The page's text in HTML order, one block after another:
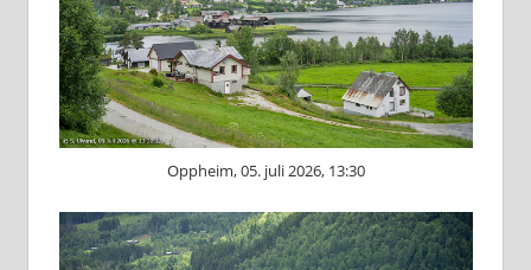
Oppheim, 05. juli 2026, 13:30